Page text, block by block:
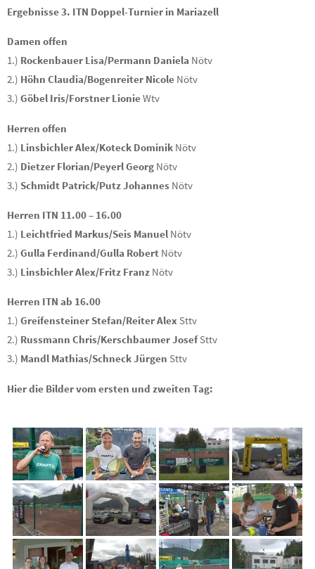
Ergebnisse 3. ITN Doppel-Turnier in Mariazell
Damen offen
1.) Rockenbauer Lisa/Permann Daniela Nötv
2.) Höhn Claudia/Bogenreiter Nicole Nötv
3.) Göbel Iris/Forstner LionieWtv
Herren offen
1.) Linsbichler Alex/Koteck Dominik Nötv
2.) Dietzer Florian/Peyerl Georg Nötv
3.) Schmidt Patrick/Putz Johannes Nötv
Herren ITN 11.00 – 16.00
1.) Leichtfried Markus/Seis Manuel Nötv
2.) Gulla Ferdinand/Gulla Robert Nötv
3.) Linsbichler Alex/Fritz Franz Nötv
Herren ITN ab 16.00
1.) Greifensteiner Stefan/Reiter Alex Sttv
2.) Russmann Chris/Kerschbaumer JosefSttv
3.) Mandl Mathias/Schneck Jürgen Sttv
Hier die Bilder vom ersten und zweiten Tag: